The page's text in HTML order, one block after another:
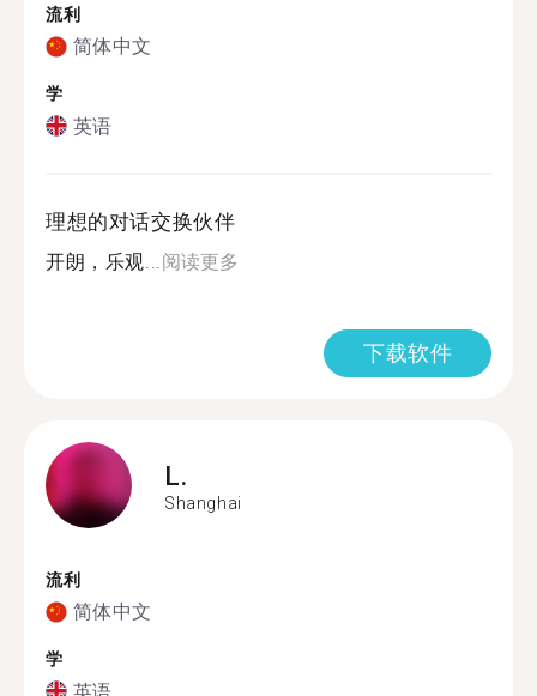
流利
简体中文
学
英语
理想的对话交换伙伴
开朗，乐观... 阅读更多
下载软件
L.
Shanghai
流利
简体中文
学
英语